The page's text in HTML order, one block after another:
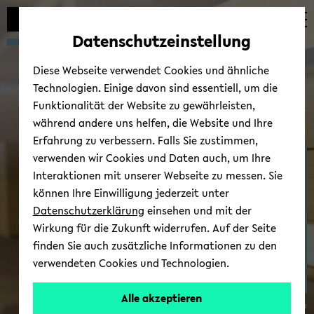
Automatische
vermeiden
zum
wechseln
zum
wechseln
zum
wechseln
Ter­mi­ne/News
© Uni­ver­si­tät Bie­le­feld
Datenschutzeinstellung
Diese Webseite verwendet Cookies und ähnliche
Technologien. Einige davon sind essentiell, um die
Funktionalität der Website zu gewährleisten,
während andere uns helfen, die Website und Ihre
Erfahrung zu verbessern. Falls Sie zustimmen,
verwenden wir Cookies und Daten auch, um Ihre
Interaktionen mit unserer Webseite zu messen. Sie
können Ihre Einwilligung jederzeit unter
Datenschutzerklärung einsehen und mit der
Wirkung für die Zukunft widerrufen. Auf der Seite
finden Sie auch zusätzliche Informationen zu den
verwendeten Cookies und Technologien.
Alle akzeptieren